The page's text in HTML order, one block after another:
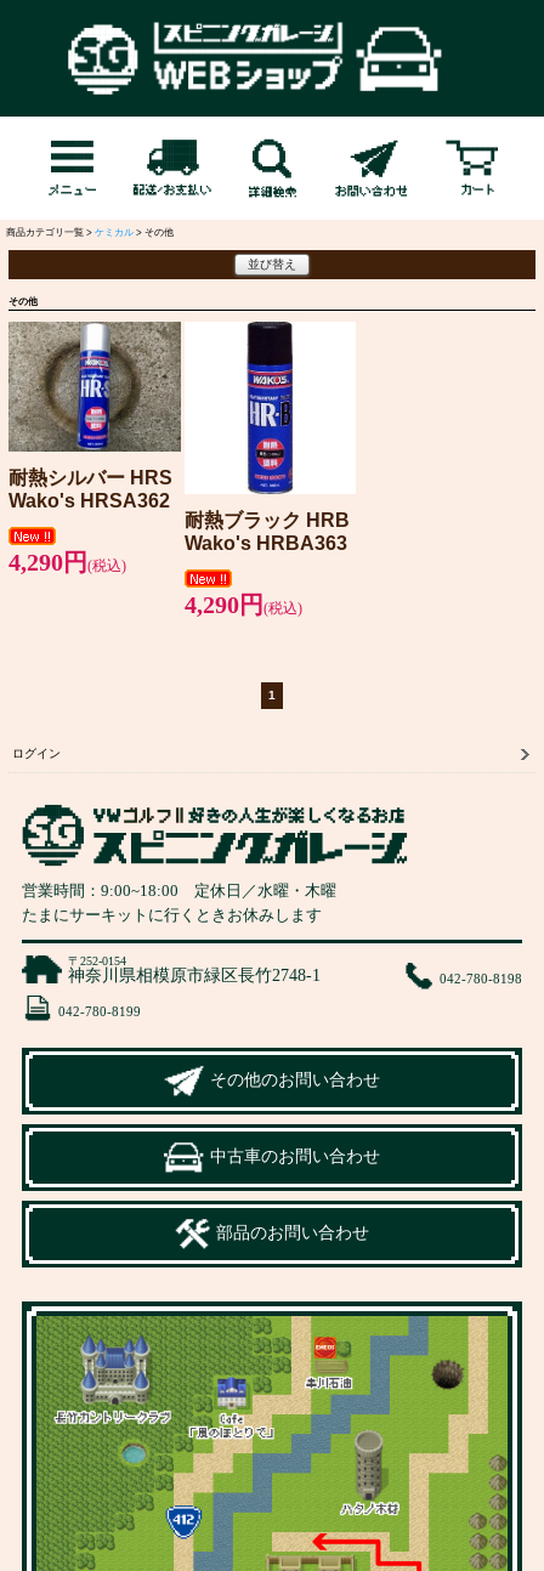
商品カテゴリ一覧 > ケミカル > その他
並び替え
その他
耐熱シルバー HRS
Wako's HRSA362
4,290円 (税込)
耐熱ブラック HRB
Wako's HRBA363
4,290円 (税込)
1
ログイン
営業時間： 9:00~18:00 定休日／水曜・木曜
たまにサーキットに行くときお休みします
〒252-0154
神奈川県相模原市緑区長竹2748-1 042-780-8198
042-780-8199
その他のお問い合わせ
中古車のお問い合わせ
部品のお問い合わせ